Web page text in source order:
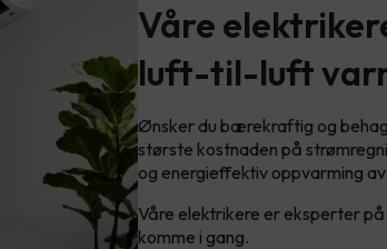
Våre
luft-til-luft
Ønsker du bærekraftig og
største kostnaden på
og energieffektiv oppvarming
Våre elektrikere er eksperter
komme i gang.